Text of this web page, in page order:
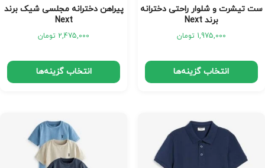
ست تیشرت و شلوار راحتی دخترانه
برند Next
1,975,000 تومان
انتخاب گزینه‌ها
پیراهن دخترانه مجلسی شیک برند
Next
2,475,000 تومان
انتخاب گزینه‌ها